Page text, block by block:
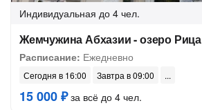
Индивидуальная до 4 чел.
Жемчужина Абхазии - озеро
Расписание: Ежедневно
Сегодня в 16:00 Завтра в 09:00
15 000 ₽за всё до 4 чел.